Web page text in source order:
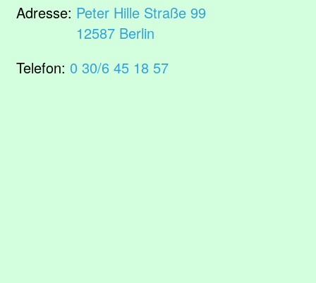
Adresse: Peter Hille Straße 99
12587 Berlin
Telefon: 0 30/6 45 18 57